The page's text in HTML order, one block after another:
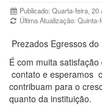
Publicado: Quarta-feira, 20
Última Atualização:
Prezados Egressos
É com muita
contato e esperamos
contribuam para o
quanto da instituição.